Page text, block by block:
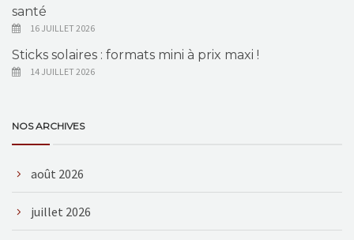
santé
16 JUILLET 2026
Sticks solaires : formats mini à prix maxi !
14 JUILLET 2026
NOS ARCHIVES
août 2026
juillet 2026